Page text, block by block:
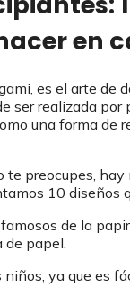
en
es el arte de
ser realizada
una forma de
preocupes,
10 diseños
de la
de papel.
ya que es